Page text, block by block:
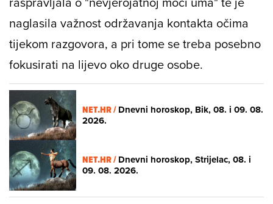
naglasila važnost održavanja kontakta očima
tijekom razgovora, a pri tome se treba posebno
fokusirati na lijevo oko druge osobe.
NET.HR /Dnevni horoskop, Bik, 08. i 09. 08.
2026.
NET.HR /Dnevni horoskop, Strijelac, 08. i
09. 08. 2026.